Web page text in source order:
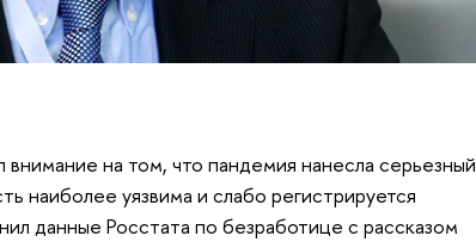
внимание на том, что пандемия нанесла серьезный
наиболее уязвима и слабо регистрируется
данные Росстата по безработице с рассказом